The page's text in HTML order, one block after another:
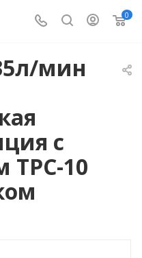
0
мин
с
TPC-10